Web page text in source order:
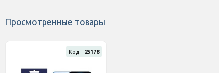
Просмотренные товары
Код: 25178